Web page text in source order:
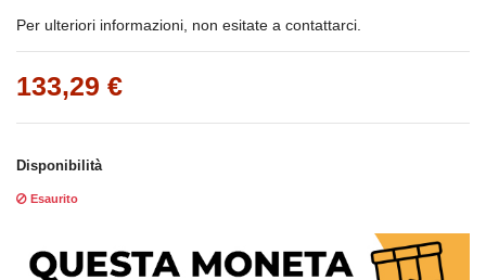
Per ulteriori informazioni, non esitate a contattarci.
133,29 €
Disponibilità
Esaurito